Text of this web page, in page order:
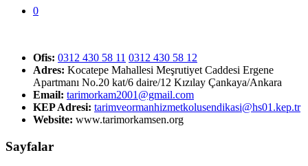
0
Ofis: 0312 430 58 11 0312 430 58 12
Adres: Kocatepe Mahallesi Meşrutiyet Caddesi Ergene
Apartmanı No.20 kat/6 daire/12 Kızılay Çankaya/Ankara
Email: tarimorkam2001@gmail.com
KEP Adresi: tarimveormanhizmetkolusendikasi@hs01.kep.tr
Website: www.tarimorkamsen.org
Sayfalar